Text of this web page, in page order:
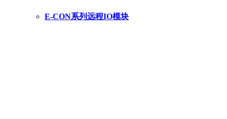
E-CON系列远程IO模块